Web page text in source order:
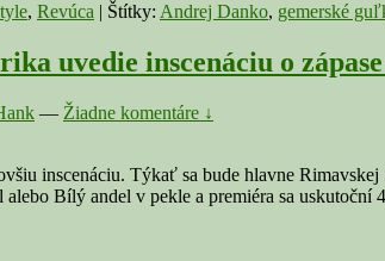
, Revúca | Štítky: Andrej Danko, gemerské
uvedie inscenáciu o
— Žiadne komentáre ↓
inscenáciu. Týkať sa bude hlavne
Bílý andel v pekle a premiéra sa uskutoční